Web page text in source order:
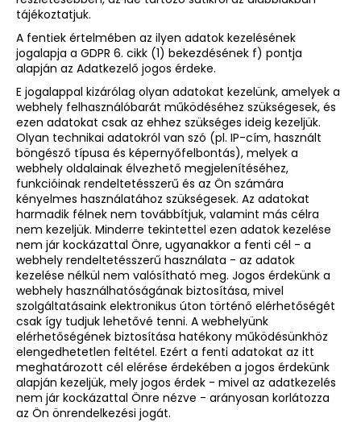
tájékoztatjuk.
A fentiek értelmében az ilyen adatok kezelésének
jogalapja a GDPR 6. cikk (1) bekezdésének f) pontja
alapján az Adatkezelő jogos érdeke.
E jogalappal kizárólag olyan adatokat kezelünk, amelyek a
webhely felhasználóbarát működéséhez szükségesek, és
ezen adatokat csak az ehhez szükséges ideig kezeljük.
Olyan technikai adatokról van szó (pl. IP-cím, használt
böngésző típusa és képernyőfelbontás), melyek a
webhely oldalainak élvezhető megjelenítéséhez,
funkcióinak rendeltetésszerű és az Ön számára
kényelmes használatához szükségesek. Az adatokat
harmadik félnek nem továbbítjuk, valamint más célra
nem kezeljük. Minderre tekintettel ezen adatok kezelése
nem jár kockázattal Önre, ugyanakkor a fenti cél - a
webhely rendeltetésszerű használata - az adatok
kezelése nélkül nem valósítható meg. Jogos érdekünk a
webhely használhatóságának biztosítása, mivel
szolgáltatásaink elektronikus úton történő elérhetőségét
csak így tudjuk lehetővé tenni. A webhelyünk
elérhetőségének biztosítása hatékony működésünkhöz
elengedhetetlen feltétel. Ezért a fenti adatokat az itt
meghatározott cél elérése érdekében a jogos érdekünk
alapján kezeljük, mely jogos érdek - mivel az adatkezelés
nem jár kockázattal Önre nézve - arányosan korlátozza
az Ön önrendelkezési jogát.